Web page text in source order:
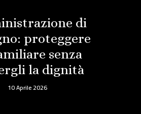
di
proteggere
senza
la dignità
10 Aprile 2026